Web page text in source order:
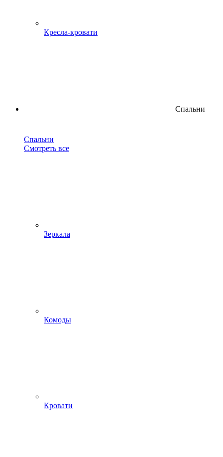
Кресла-кровати
Спальни
Спальни
Смотреть все
Зеркала
Комоды
Кровати